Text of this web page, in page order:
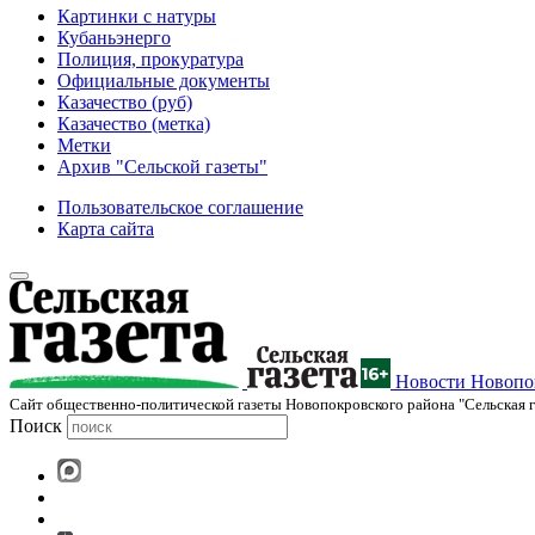
Картинки с натуры
Кубаньэнерго
Полиция, прокуратура
Официальные документы
Казачество (руб)
Казачество (метка)
Метки
Архив "Сельской газеты"
Пользовательское соглашение
Карта сайта
Новости
Cайт общественно-политической газеты Новопокровского района "Сельская
Поиск